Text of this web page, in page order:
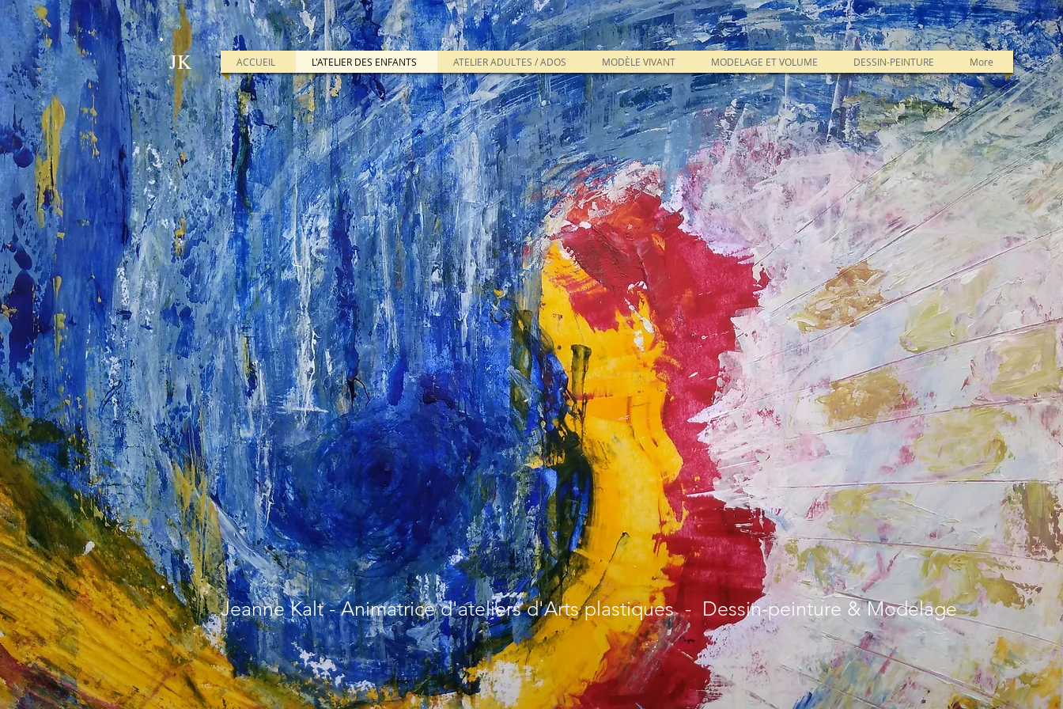
JK ACCUEIL L'ATELIER DES ENFANTS ATELIER ADULTES / ADOS MODÈLE VIVANT MODELAGE ET VOLUME DESSIN-PEINTURE More
Jeanne Kalt - Animatrice d'ateliers d'Arts plastiques - Dessin-peinture & Modelage